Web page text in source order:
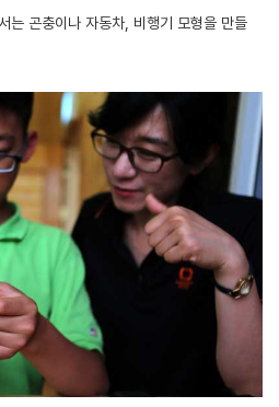
는 곤충이나 자동차, 비행기 모형을 만들